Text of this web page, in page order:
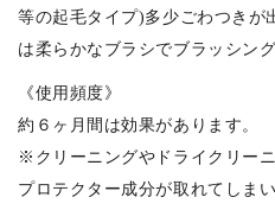
等の起毛タイプ)多少ごわつきが
は柔らかなブラシでブラッシン
《使用頻度》
約６ヶ月間は効果があります。
※クリーニングやドライクリー
プロテクター成分が取れてしま